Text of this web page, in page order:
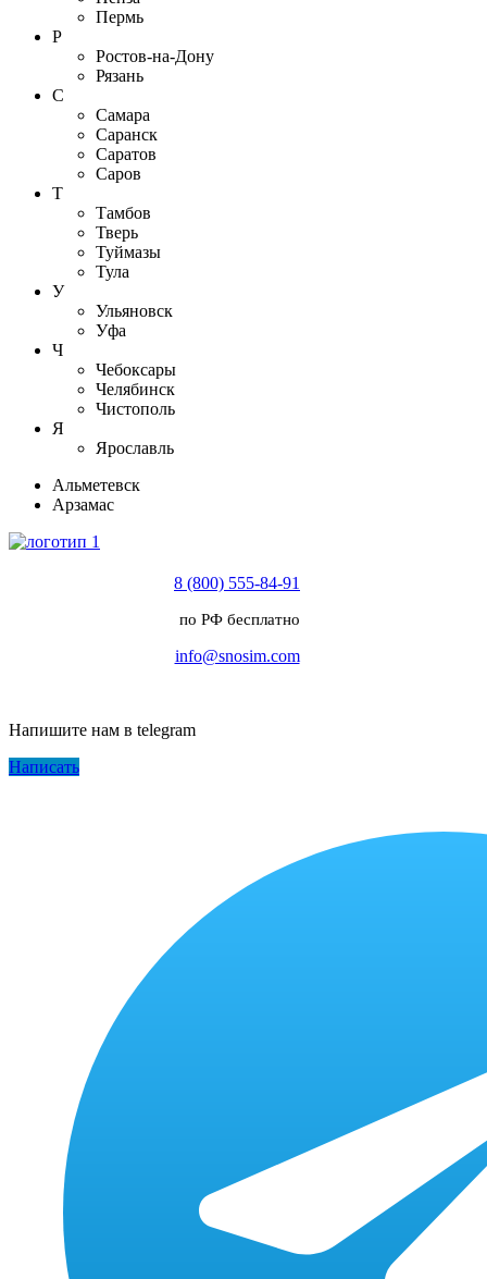
Пермь
Р
Ростов-на-Дону
Рязань
С
Самара
Саранск
Саратов
Саров
Т
Тамбов
Тверь
Туймазы
Тула
У
Ульяновск
Уфа
Ч
Чебоксары
Челябинск
Чистополь
Я
Ярославль
Альметевск
Арзамас
8 (800) 555-84-91
по РФ бесплатно
info@snosim.com
Напишите нам в telegram
Написать